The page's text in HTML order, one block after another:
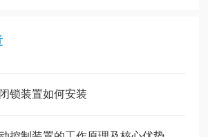
锁装置如何安装